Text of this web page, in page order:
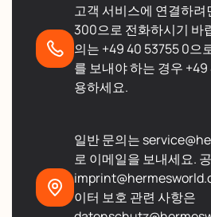
고객 서비스에 연결하
300으로 전화하시기 바
의는 +49 40 53755 0으
를 보내야 하는 경우
용하세요.
일반 문의는
로 이메일을 보내세요.
이터 보호 관련 사항은